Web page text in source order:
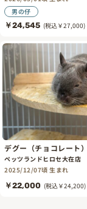
男の仔
￥24,545 (税込￥27,000)
デグー（チョコレート）
ペッツランドヒロセ大在店
2025/12/07頃 生まれ
￥22,000 (税込￥24,200)